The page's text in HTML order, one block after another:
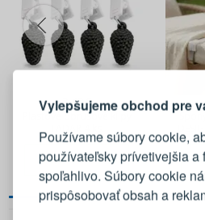
Vylepšujeme obchod pre
Používame súbory cookie,
používateľsky prívetivejšia a
spoľahlivo. Súbory cookie
prispôsobovať obsah a
3,49 €
Plastové obrusové klipy
PRIDAŤ DO KOŠÍKA
PRIHLÁSENIE
Prihláste sa k
E-mail